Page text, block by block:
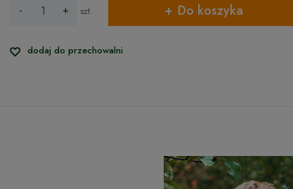
- + szt. Do koszyka
dodaj do przechowalni